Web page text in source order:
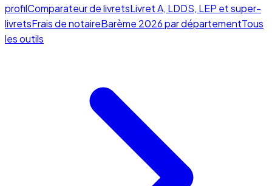
profilComparateur de livretsLivret A, LDDS, LEP et super-
livretsFrais de notaireBarème 2026 par départementTous
les outils